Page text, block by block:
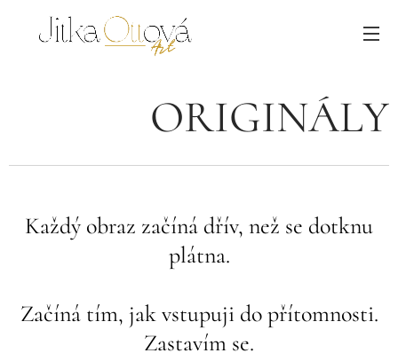
ORIGINÁLY
Každý obraz začíná dřív, než se dotknu
plátna.
Začíná tím, jak vstupuji do přítomnosti.
Zastavím se.